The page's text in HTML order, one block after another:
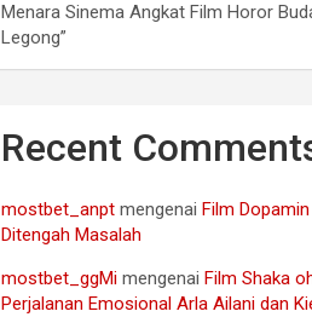
Menara Sinema Angkat Film Horor
Legong”
Recent
mostbet_anpt mengenai Film
Ditengah Masalah
mostbet_ggMi mengenai Film Shaka
Perjalanan Emosional Arla Ailani dan